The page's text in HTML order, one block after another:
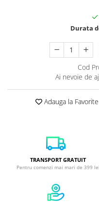
Durata
Cod
Ai nevoie de
Adauga la Favorite
TRANSPORT GRATUIT
Pentru comenzi mai mari de 399 lei